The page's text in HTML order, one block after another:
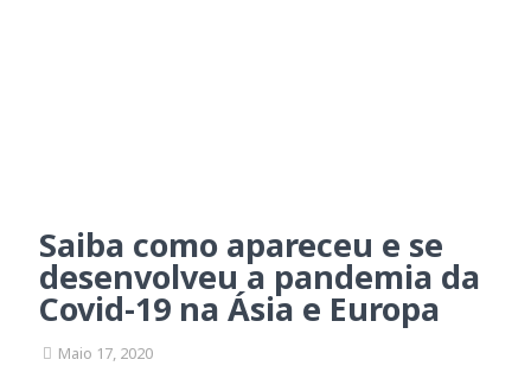
Saiba como apareceu e se
desenvolveu a pandemia da
Covid-19 na Ásia e Europa
Maio 17, 2020